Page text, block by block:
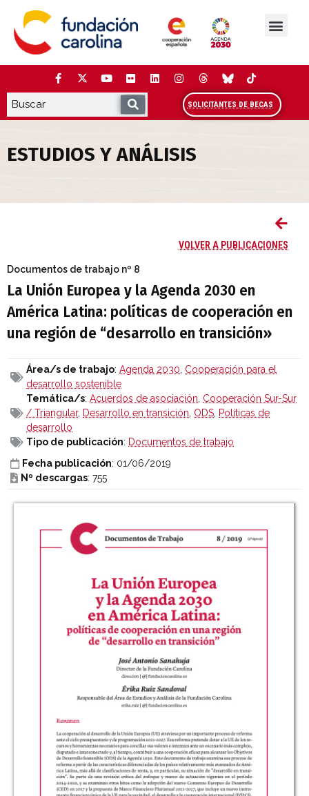
contenido
SOLICITANTES DE BECAS
ESTUDIOS Y ANÁLISIS
VOLVER A PUBLICACIONES
Documentos de trabajo nº 8
La Unión Europea y la Agenda 2030 en
América Latina: políticas de cooperación en
una región de “desarrollo en transición»
Área/s de trabajo: Agenda 2030, Cooperación para el
desarrollo sostenible
Temática/s: Acuerdos de asociación, Cooperación Sur-Sur
/ Triangular, Desarrollo en transición, ODS, Políticas de
desarrollo
Tipo de publicación: Documentos de trabajo
Fecha publicación: 01/06/2019
Nº descargas: 755